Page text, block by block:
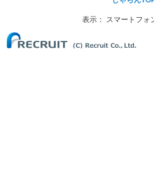
表示： スマートフォ